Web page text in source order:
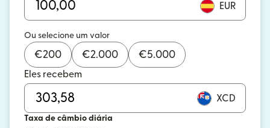
EUR
Ou selecione um valor
€200 €2.000 €5.000
Eles recebem
XCD
Taxa de câmbio diária